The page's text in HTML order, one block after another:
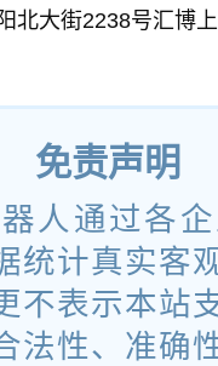
北大街2238号汇博
免责声明
人通过各
统计真实客
不表示本站
法性、准确